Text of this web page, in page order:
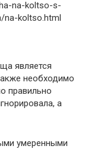
na-koltso-s-
na-koltso.html
является
необходимо
правильно
а
умеренными